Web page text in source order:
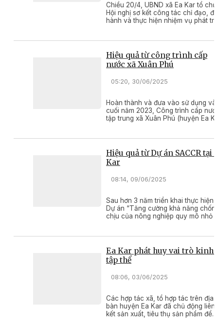
Chiều 20/4, UBND xã Ea Kar tổ
Hội nghị sơ kết công tác chỉ đạo,
hành và thực hiện nhiệm vụ phát
trọng tâm năm quý 2/2026.
Hiệu quả từ công trình cấp
nước xã Xuân Phú
05:20, 30/06/2025
Hoàn thành và đưa vào sử dụng
cuối năm 2023, Công trình cấp
tập trung xã Xuân Phú (huyện Ea
nguồn nước hợp vệ sinh.
Hiệu quả từ Dự án SACCR tại
Kar
08:14, 09/06/2025
Sau hơn 3 năm triển khai thực hiện,
Dự án “Tăng cường khả năng
chịu của nông nghiệp quy mô nhỏ
Trung Bộ” đã giúp nhiều hộ gia đình
trên địa bàn huyện Ea Kar sản xuất
nông nghiệp bền vững và thích ứng
với biến đổi khí hậu.
Ea Kar phát huy vai trò kinh
tập thể
08:06, 03/06/2025
Các hợp tác xã, tổ hợp tác trên địa
bàn huyện Ea Kar đã chủ động liên
kết sản xuất, tiêu thụ sản phẩm để